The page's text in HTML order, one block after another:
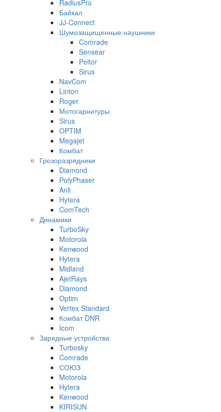
RadiusPro
Байкал
JJ-Connect
Шумозащищенные наушники
Comrade
Sensear
Peltor
Sirus
NavCom
Linton
Roger
Мотогарнитуры
Sirus
OPTIM
Megajet
Комбат
Грозоразрядники
Diamond
PolyPhaser
Anli
Hytera
ComTech
Динамики
TurboSky
Motorola
Kenwood
Hytera
Midland
AjetRays
Diamond
Optim
Vertex Standard
Комбат DNR
Icom
Зарядные устройства
Turbosky
Comrade
СОЮЗ
Motorola
Hytera
Kenwood
KIRISUN